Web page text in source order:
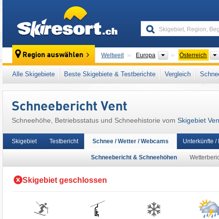
Region auswählen Weltweit Europa Kontinente
Österreich
Dieses Skigebiet liegt auch in: Ötztaler Alpen
Mitteleuropa
Alle Skigebiete Beste Skigebiete & Testberichte Vergleich
Schneebericht Vent
Schneehöhe, Betriebsstatus und Schneehistorie vom Skigebiet
Skigebiet Testbericht Schnee / Wetter / Webcams
Schneebericht & Schneehöhen
Unterkünfte /
Skigebiet geschlossen